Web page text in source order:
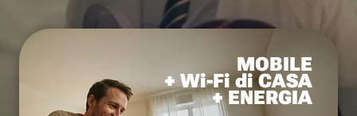
MOBILE
+ Wi-Fi di CASA
+ ENERGIA